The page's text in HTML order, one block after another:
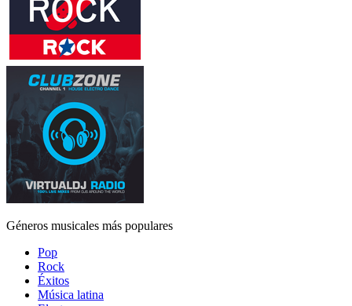
Géneros musicales más populares
Pop
Rock
Éxitos
Música latina